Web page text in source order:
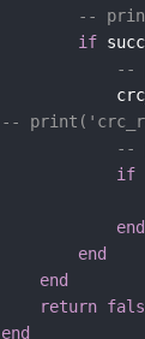
--
if
--
--
--
if
end
end
end
return
end